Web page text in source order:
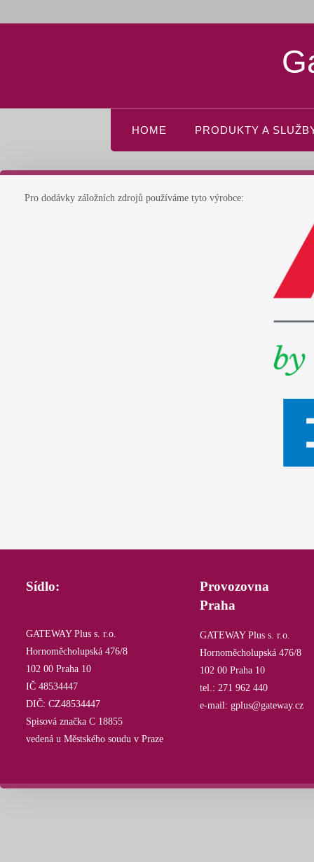
HOME PRODUKTY A
Pro dodávky záložních zdrojů používáme tyto výrobce:
Sídlo:
GATEWAY Plus s. r.o.
Hornoměcholupská 476/8
102 00 Praha 10
IČ 48534447
DIČ: CZ48534447
Spisová značka C 18855
vedená u Městského soudu v Praze
Provozovna
Praha
GATEWAY Plus s. r.o.
Hornoměcholupská 476/8
102 00 Praha 10
tel.: 271 962 440
e-mail: gplus@gateway.cz